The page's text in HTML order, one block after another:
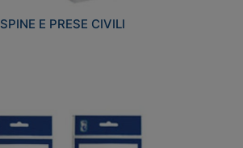
SPINE E PRESE CIVILI